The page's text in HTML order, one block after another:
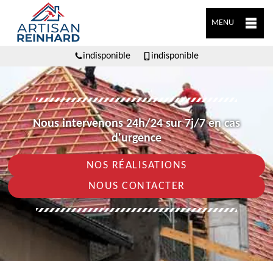
MENU
indisponible indisponible
Nous intervenons 24h/24 sur 7j/7 en cas
d'urgence
NOS RÉALISATIONS
NOUS CONTACTER